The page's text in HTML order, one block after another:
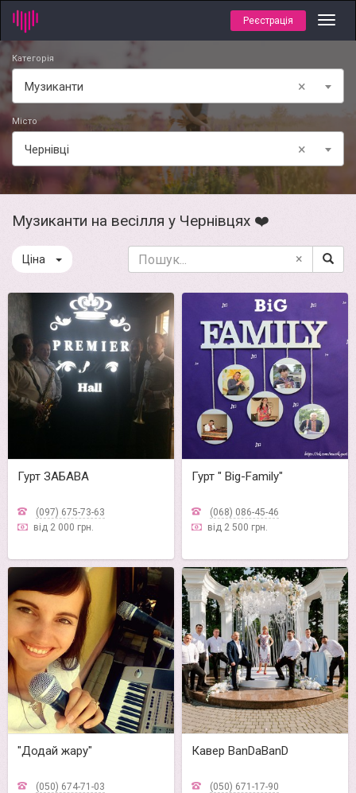
Реєстрація
Категорія
×
Музиканти
Місто
×
Чернівці
Музиканти на весілля у Чернівцях ❤️
Ціна ×
Гурт ЗАБАВА
(097) 675-73-63
від 2 000 грн.
Гурт " Big-Family"
(068) 086-45-46
від 2 500 грн.
"Додай жару"
(050) 674-71-03
Кавер BanDaBanD
(050) 671-17-90